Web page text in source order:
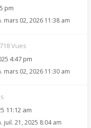
pm
mars 02, 2026 11:38 am
Vues
4:47 pm
mars 02, 2026 11:30 am
11:12 am
juil. 21, 2025 8:04 am